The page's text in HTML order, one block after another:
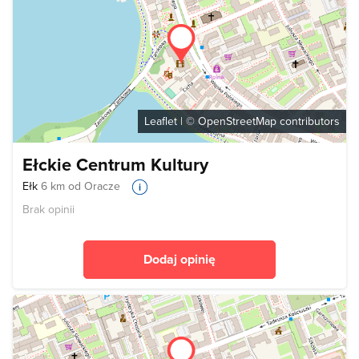
Leaflet| © OpenStreetMap contributors
Ełckie Centrum Kultury
Ełk 6 km od Oracze
Brak opinii
Dodaj opinię